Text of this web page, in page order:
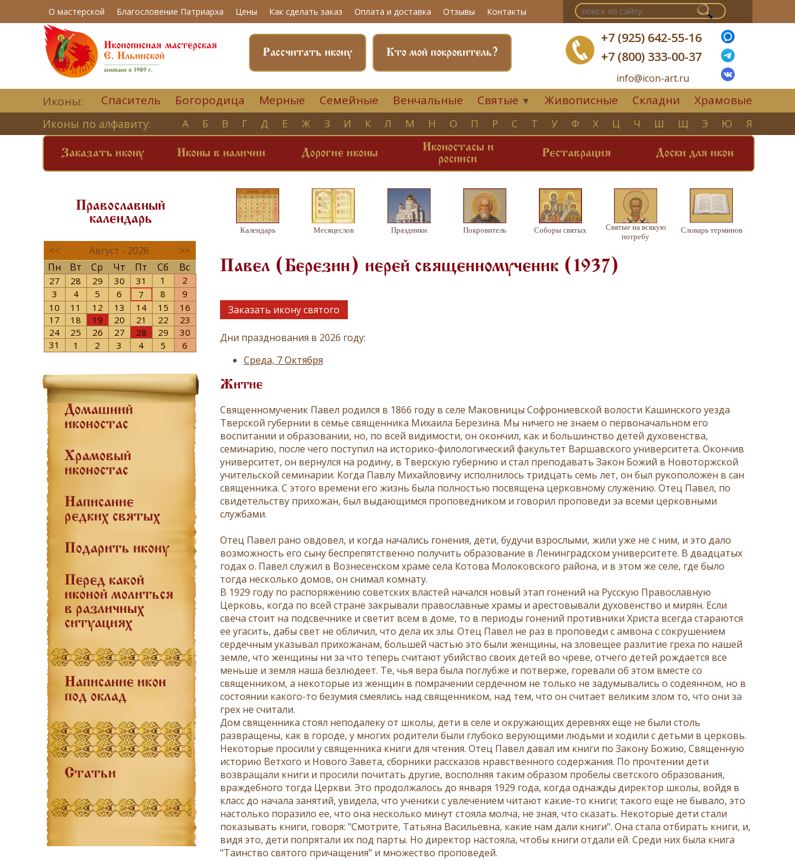
О мастерской Благословение Патриарха Цены Как сделать заказ Оплата и доставка Отзывы Контакты
+7 (925) 642-55-16
+7 (800) 333-00-37
info@icon-art.ru
Кто мой покровитель?
Рассчитать икону
Иконы: Спаситель Богородица Мерные Семейные Венчальные Святые ▼ Живописные Складни Храмовые
Иконы по алфавиту: А Б В Г Д Е Ж З И К Л М Н О П Р С Т У Ф Х Ц Ч Ш Щ Э Ю Я
Заказать икону Иконы в наличии Дорогие иконы
Иконостасы и
росписи
Реставрация Доски для икон
Православный
календарь
<< Август - 2026
>>
Пн
Вт Ср Чт Пт Сб Вс
27 28 29 30 31 1
2
3
4 5 6 7 8
9
10
11 12 13 14 15
16
17
18 19 20 21 22
23
24
25 26 27 28 29
30
31
1 2 3 4 5 6
Домашний
иконостас
Храмовый
иконостас
Написание
редких святых
Подарить икону
Перед какой
иконой молиться
в различных
ситуациях
Написание икон
под оклад
Статьи
Календарь Месяцеслов Праздники Покровитель Соборы святых
Святые на всякую
потребу
Словарь терминов
Павел (Березин) иерей священномученик (1937)
Заказать икону святого
Дни празднования в 2026 году:
Среда, 7 Октября
Житие
Священномученик Павел родился в 1866 году в селе Маковницы Софрониевской волости Кашинского уезда
Тверской губернии в семье священника Михаила Березина. Мы ничего не знаем о первоначальном его
воспитании и образовании, но, по всей видимости, он окончил, как и большинство детей духовенства,
семинарию, после чего поступил на историко-филологический факультет Варшавского университета. Окончив
университет, он вернулся на родину, в Тверскую губернию и стал преподавать Закон Божий в Новоторжской
учительской семинарии. Когда Павлу Михайловичу исполнилось тридцать семь лет, он был рукоположен в сан
священника. С этого времени его жизнь была полностью посвящена церковному служению. Отец Павел, по
свидетельству прихожан, был выдающимся проповедником и говорил проповеди за всеми церковными
службами.
Отец Павел рано овдовел, и когда начались гонения, дети, будучи взрослыми, жили уже не с ним, и это дало
возможность его сыну беспрепятственно получить образование в Ленинградском университете. В двадцатых
годах о. Павел служил в Вознесенском храме села Котова Молоковского района, и в этом же селе, где было
тогда несколько домов, он снимал комнату.
В 1929 году по распоряжению советских властей начался новый этап гонений на Русскую Православную
Церковь, когда по всей стране закрывали православные храмы и арестовывали духовенство и мирян. Если
свеча стоит на подсвечнике и светит всем в доме, то в периоды гонений противники Христа всегда стараются
ее угасить, дабы свет не обличил, что дела их злы. Отец Павел не раз в проповеди с амвона с сокрушением
сердечным указывал прихожанам, большей частью это были женщины, на зловещее разлитие греха по нашей
земле, что женщины ни за что теперь считают убийство своих детей во чреве, отчего детей рождается все
меньше и земля наша безлюдеет. Те, чья вера была поглубже и потверже, горевали об этом вместе со
священником, а некоторые из женщин в помрачении сердечном не только не задумывались о содеянном, но в
состоянии какого-то безумия смеялись над священником, над тем, что он считает великим злом то, что они за
грех не считали.
Дом священника стоял неподалеку от школы, дети в селе и окружающих деревнях еще не были столь
развращены, как в городе, у многих родители были глубоко верующими людьми и ходили с детьми в церковь.
Некоторые просили у священника книги для чтения. Отец Павел давал им книги по Закону Божию, Священную
историю Ветхого и Нового Завета, сборники рассказов нравственного содержания. По прочтении дети
возвращали книги и просили почитать другие, восполняя таким образом пробелы светского образования,
враждебного тогда Церкви. Это продолжалось до января 1929 года, когда однажды директор школы, войдя в
класс до начала занятий, увидела, что ученики с увлечением читают какие-то книги; такого еще не бывало, это
настолько поразило ее, что она несколько минут стояла молча, не зная, что сказать. Некоторые дети стали
показывать книги, говоря: "Смотрите, Татьяна Васильевна, какие нам дали книги". Она стала отбирать книги, и,
видя это, дети попрятали их под парты. Но директор настояла, чтобы книги отдали ей. Среди них была книга
"Таинство святого причащения" и множество проповедей.